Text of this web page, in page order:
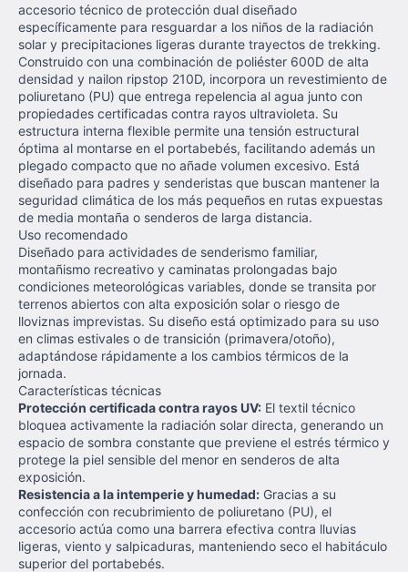
accesorio técnico de protección dual diseñado
específicamente para resguardar a los niños de la radiación
solar y precipitaciones ligeras durante trayectos de trekking.
Construido con una combinación de poliéster 600D de alta
densidad y nailon ripstop 210D, incorpora un revestimiento de
poliuretano (PU) que entrega repelencia al agua junto con
propiedades certificadas contra rayos ultravioleta. Su
estructura interna flexible permite una tensión estructural
óptima al montarse en el portabebés, facilitando además un
plegado compacto que no añade volumen excesivo. Está
diseñado para padres y senderistas que buscan mantener la
seguridad climática de los más pequeños en rutas expuestas
de media montaña o senderos de larga distancia.
Uso recomendado
Diseñado para actividades de senderismo familiar,
montañismo recreativo y caminatas prolongadas bajo
condiciones meteorológicas variables, donde se transita por
terrenos abiertos con alta exposición solar o riesgo de
lloviznas imprevistas. Su diseño está optimizado para su uso
en climas estivales o de transición (primavera/otoño),
adaptándose rápidamente a los cambios térmicos de la
jornada.
Características técnicas
Protección certificada contra rayos UV: El textil técnico
bloquea activamente la radiación solar directa, generando un
espacio de sombra constante que previene el estrés térmico y
protege la piel sensible del menor en senderos de alta
exposición.
Resistencia a la intemperie y humedad: Gracias a su
confección con recubrimiento de poliuretano (PU), el
accesorio actúa como una barrera efectiva contra lluvias
ligeras, viento y salpicaduras, manteniendo seco el habitáculo
superior del portabebés.